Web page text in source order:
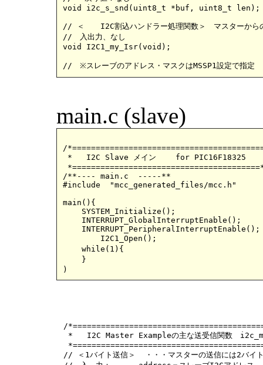
void i2c_s_snd(uint8_t *buf, uint8_t len);
// ＜	I2C割込ハンドラー処理関数＞　マスターからの通信があれば割込が発生し、処理を実行
//　入出力、なし
void I2C1_my_Isr(void);
main.c (slave)
/
*   I2C Slave メイン	for PIC16F18325		main.c
/**----	main.c	-----**
#include  "mcc_generated_files/mcc.h"
main(){
    SYSTEM_Initialize();		 	// initialize the device
    INTERRUPT_GlobalInterruptEnable();		// Enable the Global Interrupts
    INTERRUPT_PeripheralInterruptEnable();	// Enable the Peripheral Interrupts
    while(1){					// 割込があるまでなにもしないで待ち、
    }						// 割込があれば、割り込み処理を実行する
)
/
*   I2C Master Exampleの主な送受信関数　
// ＜1バイト送信＞  ・・・マスターの送信には2バイト